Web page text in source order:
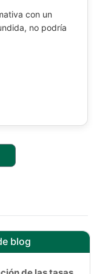
con un
no podría
blog